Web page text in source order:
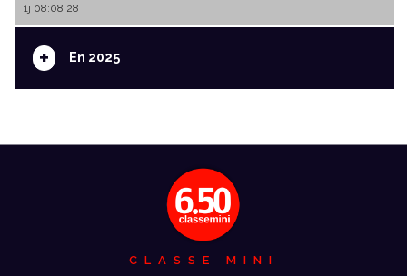
1j 08:08:28
+ En 2025
CLASSE MINI